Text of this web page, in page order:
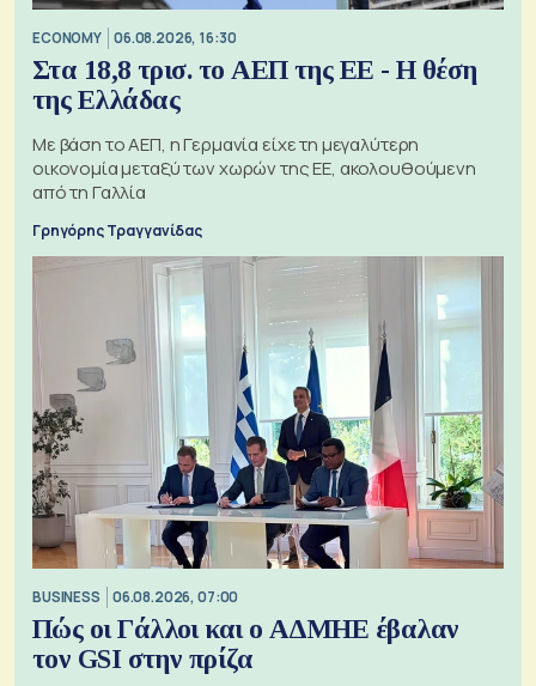
ECONOMY 06.08.2026, 16:30
Στα 18,8 τρισ. το ΑΕΠ της ΕΕ - Η θέση
της Ελλάδας
Με βάση το ΑΕΠ, η Γερμανία είχε τη μεγαλύτερη
οικονομία μεταξύ των χωρών της ΕΕ, ακολουθούμενη
από τη Γαλλία
Γρηγόρης Τραγγανίδας
BUSINESS 06.08.2026, 07:00
Πώς οι Γάλλοι και ο ΑΔΜΗΕ έβαλαν
τον GSI στην πρίζα